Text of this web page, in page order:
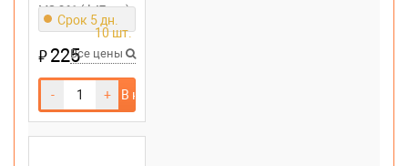
MS 361 (d 47mm)
Срок 5 дн.
10 шт.
₽225Все цены
- + В корзину